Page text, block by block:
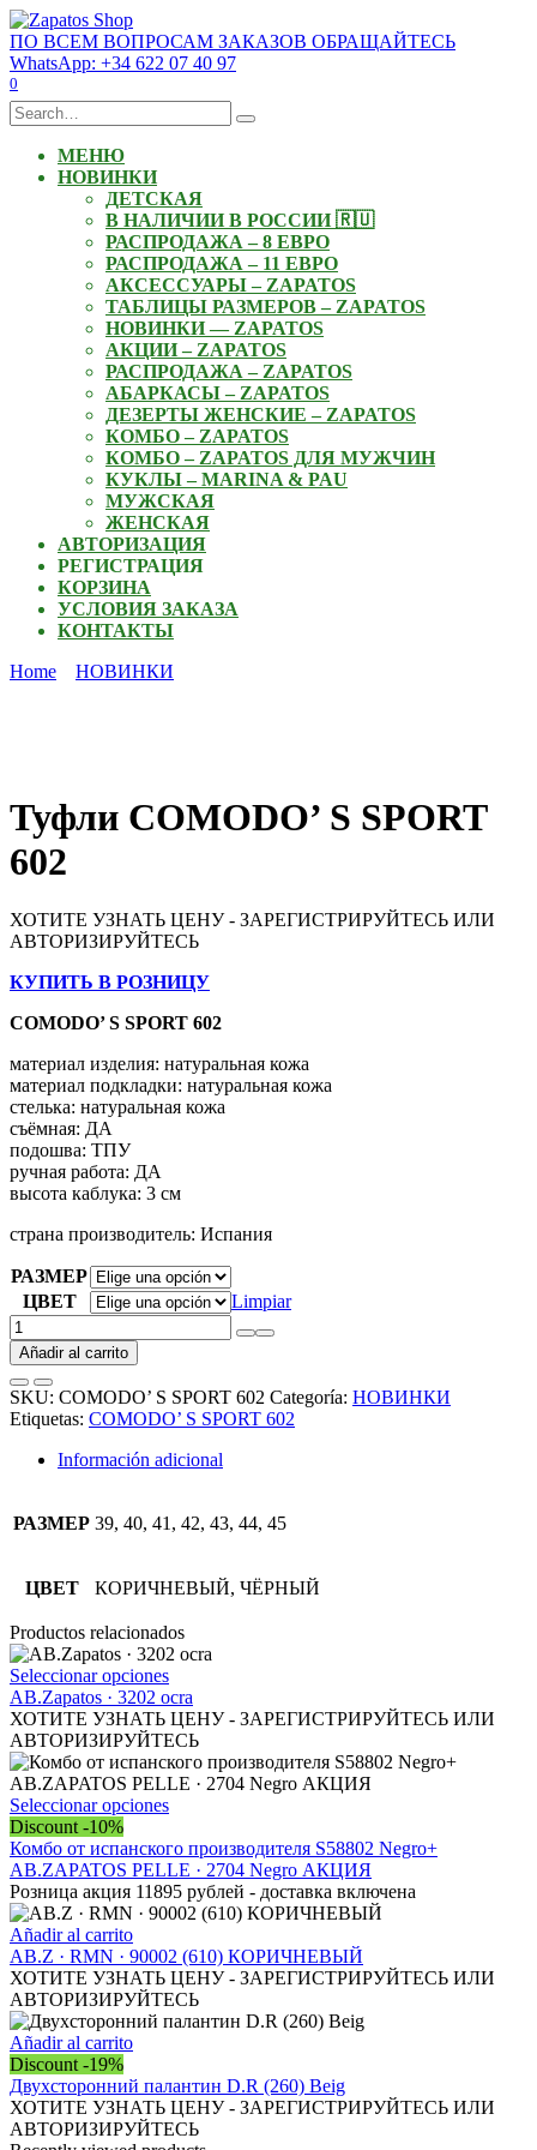
Skip
to
content
ПО ВСЕМ ВОПРОСАМ ЗАКАЗОВ ОБРАЩАЙТЕСЬ
WhatsApp: +34 622 07 40 97
0
Search
for:
МЕНЮ
НОВИНКИ
ДЕТСКАЯ
В НАЛИЧИИ В РОССИИ 🇷🇺
РАСПРОДАЖА – 8 ЕВРО
РАСПРОДАЖА – 11 ЕВРО
АКСЕССУАРЫ – ZAPATOS
ТАБЛИЦЫ РАЗМЕРОВ – ZAPATOS
НОВИНКИ — ZAPATOS
АКЦИИ – ZAPATOS
РАСПРОДАЖА – ZAPATOS
АБАРКАСЫ – ZAPATOS
ДЕЗЕРТЫ ЖЕНСКИЕ – ZAPATOS
КОМБО – ZAPATOS
КОМБО – ZAPATOS ДЛЯ МУЖЧИН
КУКЛЫ – MARINA & PAU
МУЖСКАЯ
ЖЕНСКАЯ
АВТОРИЗАЦИЯ
РЕГИСТРАЦИЯ
КОРЗИНА
УСЛОВИЯ ЗАКАЗА
КОНТАКТЫ
Home
НОВИНКИ
Туфли COMODO’ S SPORT
602
ХОТИТЕ УЗНАТЬ ЦЕНУ - ЗАРЕГИСТРИРУЙТЕСЬ ИЛИ
АВТОРИЗИРУЙТЕСЬ
КУПИТЬ В РОЗНИЦУ
COMODO’ S SPORT 602
материал изделия: натуральная кожа
материал подкладки: натуральная кожа
стелька: натуральная кожа
съёмная: ДА
подошва: ТПУ
ручная работа: ДА
высота каблука: 3 см
страна производитель: Испания
РАЗМЕР
ЦВЕТ
Limpiar
Туфли
COMODO’
S
SPORT
602
cantidad
Añadir al carrito
SKU: COMODO’ S SPORT 602 Categoría: НОВИНКИ
Etiquetas: COMODO’ S SPORT 602
Información adicional
РАЗМЕР 39, 40, 41, 42, 43, 44, 45
ЦВЕТ КОРИЧНЕВЫЙ, ЧЁРНЫЙ
Productos relacionados
Seleccionar opcionesEste
producto
tiene
múltiples
variantes.
Las
opciones
pueden
elegir
en
la
de
producto
AB.Zapatos · 3202 ocra
ХОТИТЕ УЗНАТЬ ЦЕНУ - ЗАРЕГИСТРИРУЙТЕСЬ ИЛИ
АВТОРИЗИРУЙТЕСЬ
Seleccionar opcionesEste
tiene
múltiples
variantes.
Las
se
pueden
elegir
en
de
producto
Discount -10%
Комбо от испанского производителя S58802 Negro+
AB.ZAPATOS PELLE · 2704 Negro АКЦИЯ
Розница акция 11895 рублей - доставка включена
Añadir al carrito
AB.Z · RMN · 90002 (610) КОРИЧНЕВЫЙ
ХОТИТЕ УЗНАТЬ ЦЕНУ - ЗАРЕГИСТРИРУЙТЕСЬ ИЛИ
АВТОРИЗИРУЙТЕСЬ
Añadir al carrito
Discount -19%
Двухсторонний палантин D.R (260) Beig
ХОТИТЕ УЗНАТЬ ЦЕНУ - ЗАРЕГИСТРИРУЙТЕСЬ ИЛИ
АВТОРИЗИРУЙТЕСЬ